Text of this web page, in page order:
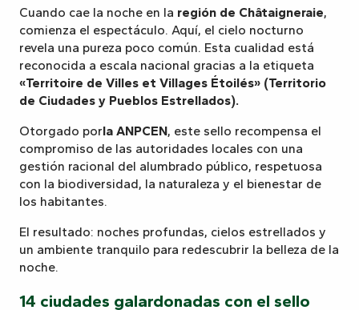
Cuando cae la noche en la región de Châtaigneraie,
comienza el espectáculo. Aquí, el cielo nocturno
revela una pureza poco común. Esta cualidad está
reconocida a escala nacional gracias a la etiqueta
«Territoire de Villes et Villages Étoilés» (Territorio
de Ciudades y Pueblos Estrellados).
Otorgado porla ANPCEN, este sello recompensa el
compromiso de las autoridades locales con una
gestión racional del alumbrado público, respetuosa
con la biodiversidad, la naturaleza y el bienestar de
los habitantes.
El resultado: noches profundas, cielos estrellados y
un ambiente tranquilo para redescubrir la belleza de la
noche.
14 ciudades galardonadas con el sello